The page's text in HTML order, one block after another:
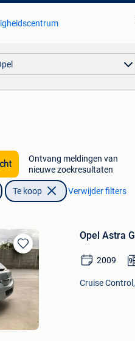
Ontvang meldingen van
nieuwe zoekresultaten
Te koop Verwijder filters
Bewaren
in
Mijn
Favorieten
Opel Astra
2009
Cruise